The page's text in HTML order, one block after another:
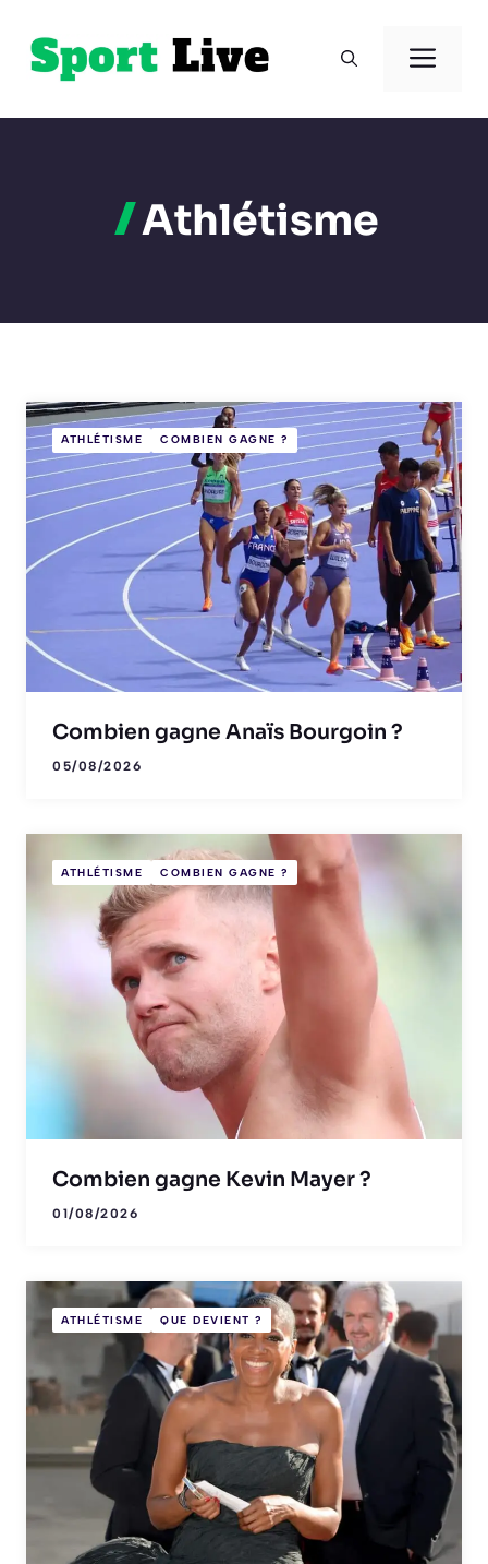
contenu
Athlétisme
ATHLÉTISME COMBIEN GAGNE ?
Combien gagne Anaïs Bourgoin ?
05/08/2026
ATHLÉTISME COMBIEN GAGNE ?
Combien gagne Kevin Mayer ?
01/08/2026
ATHLÉTISME QUE DEVIENT ?